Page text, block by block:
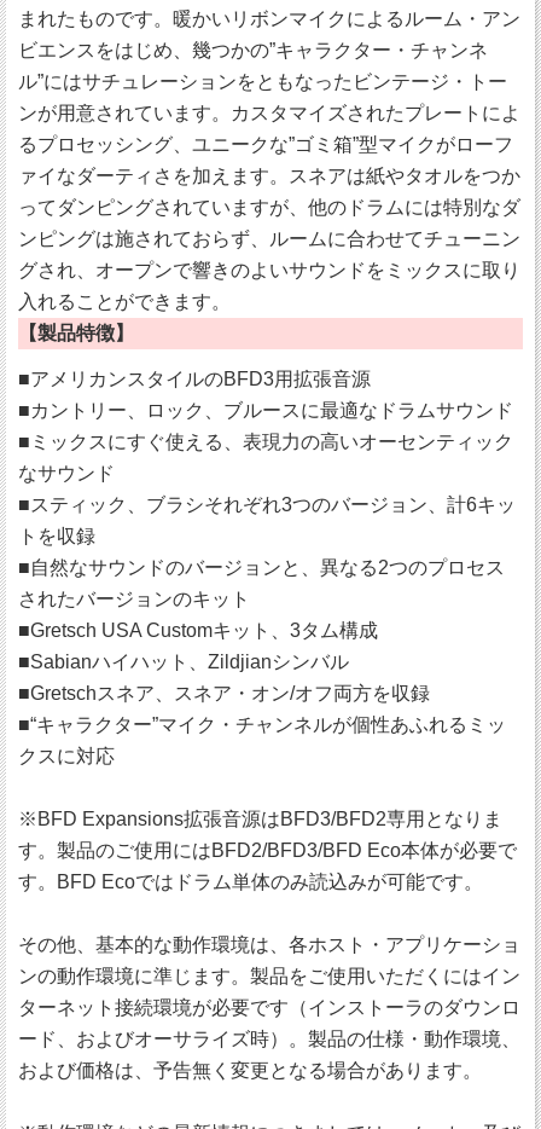
まれたものです。暖かいリボンマイクによるルーム・アン
ビエンスをはじめ、幾つかの”キャラクター・チャンネ
ル”にはサチュレーションをともなったビンテージ・トー
ンが用意されています。カスタマイズされたプレートによ
るプロセッシング、ユニークな”ゴミ箱”型マイクがローフ
ァイなダーティさを加えます。スネアは紙やタオルをつか
ってダンピングされていますが、他のドラムには特別なダ
ンピングは施されておらず、ルームに合わせてチューニン
グされ、オープンで響きのよいサウンドをミックスに取り
入れることができます。
【製品特徴】
■アメリカンスタイルのBFD3用拡張音源
■カントリー、ロック、ブルースに最適なドラムサウンド
■ミックスにすぐ使える、表現力の高いオーセンティック
なサウンド
■スティック、ブラシそれぞれ3つのバージョン、計6キッ
トを収録
■自然なサウンドのバージョンと、異なる2つのプロセス
されたバージョンのキット
■Gretsch USA Customキット、3タム構成
■Sabianハイハット、Zildjianシンバル
■Gretschスネア、スネア・オン/オフ両方を収録
■“キャラクター”マイク・チャンネルが個性あふれるミッ
クスに対応
※BFD Expansions拡張音源はBFD3/BFD2専用となりま
す。製品のご使用にはBFD2/BFD3/BFD Eco本体が必要で
す。BFD Ecoではドラム単体のみ読込みが可能です。
その他、基本的な動作環境は、各ホスト・アプリケーショ
ンの動作環境に準じます。製品をご使用いただくにはイン
ターネット接続環境が必要です（インストーラのダウンロ
ード、およびオーサライズ時）。製品の仕様・動作環境、
および価格は、予告無く変更となる場合があります。